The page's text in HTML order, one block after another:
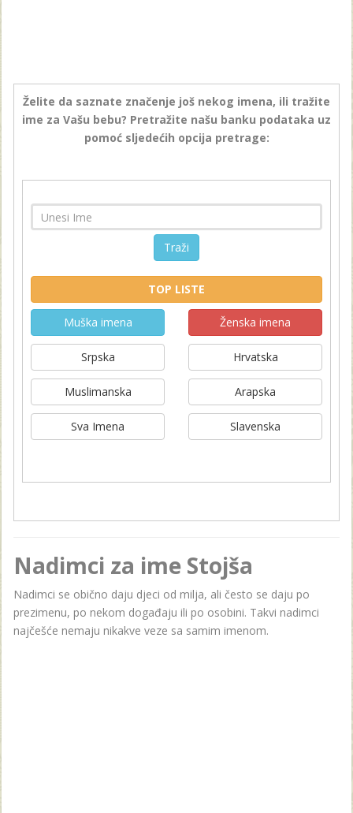
Želite da saznate značenje još nekog imena, ili tražite
ime za Vašu bebu? Pretražite našu banku podataka uz
pomoć sljedećih opcija pretrage:
Traži
TOP LISTE
Muška imena Ženska imena
Srpska Hrvatska
Muslimanska Arapska
Sva Imena Slavenska
Nadimci za ime Stojša
Nadimci se obično daju djeci od milja, ali često se daju po
prezimenu, po nekom događaju ili po osobini. Takvi nadimci
najčešće nemaju nikakve veze sa samim imenom.